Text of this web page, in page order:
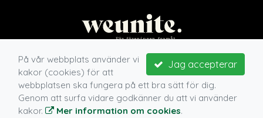
Jag accepterar
På vår webbplats använder vi
kakor (cookies) för att
webbplatsen ska fungera på ett bra sätt för dig.
Genom att surfa vidare godkänner du att vi använder
kakor.
Mer information om cookies.